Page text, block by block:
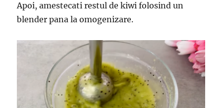
Apoi, amestecati restul de kiwi folosind un
blender pana la omogenizare.